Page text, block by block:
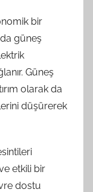
bir
güneş
Güneş
olarak da
düşürerek
etkili bir
dostu